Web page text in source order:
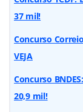
37 mil!
Concurso
VEJA
Concurso
20,9 mil!